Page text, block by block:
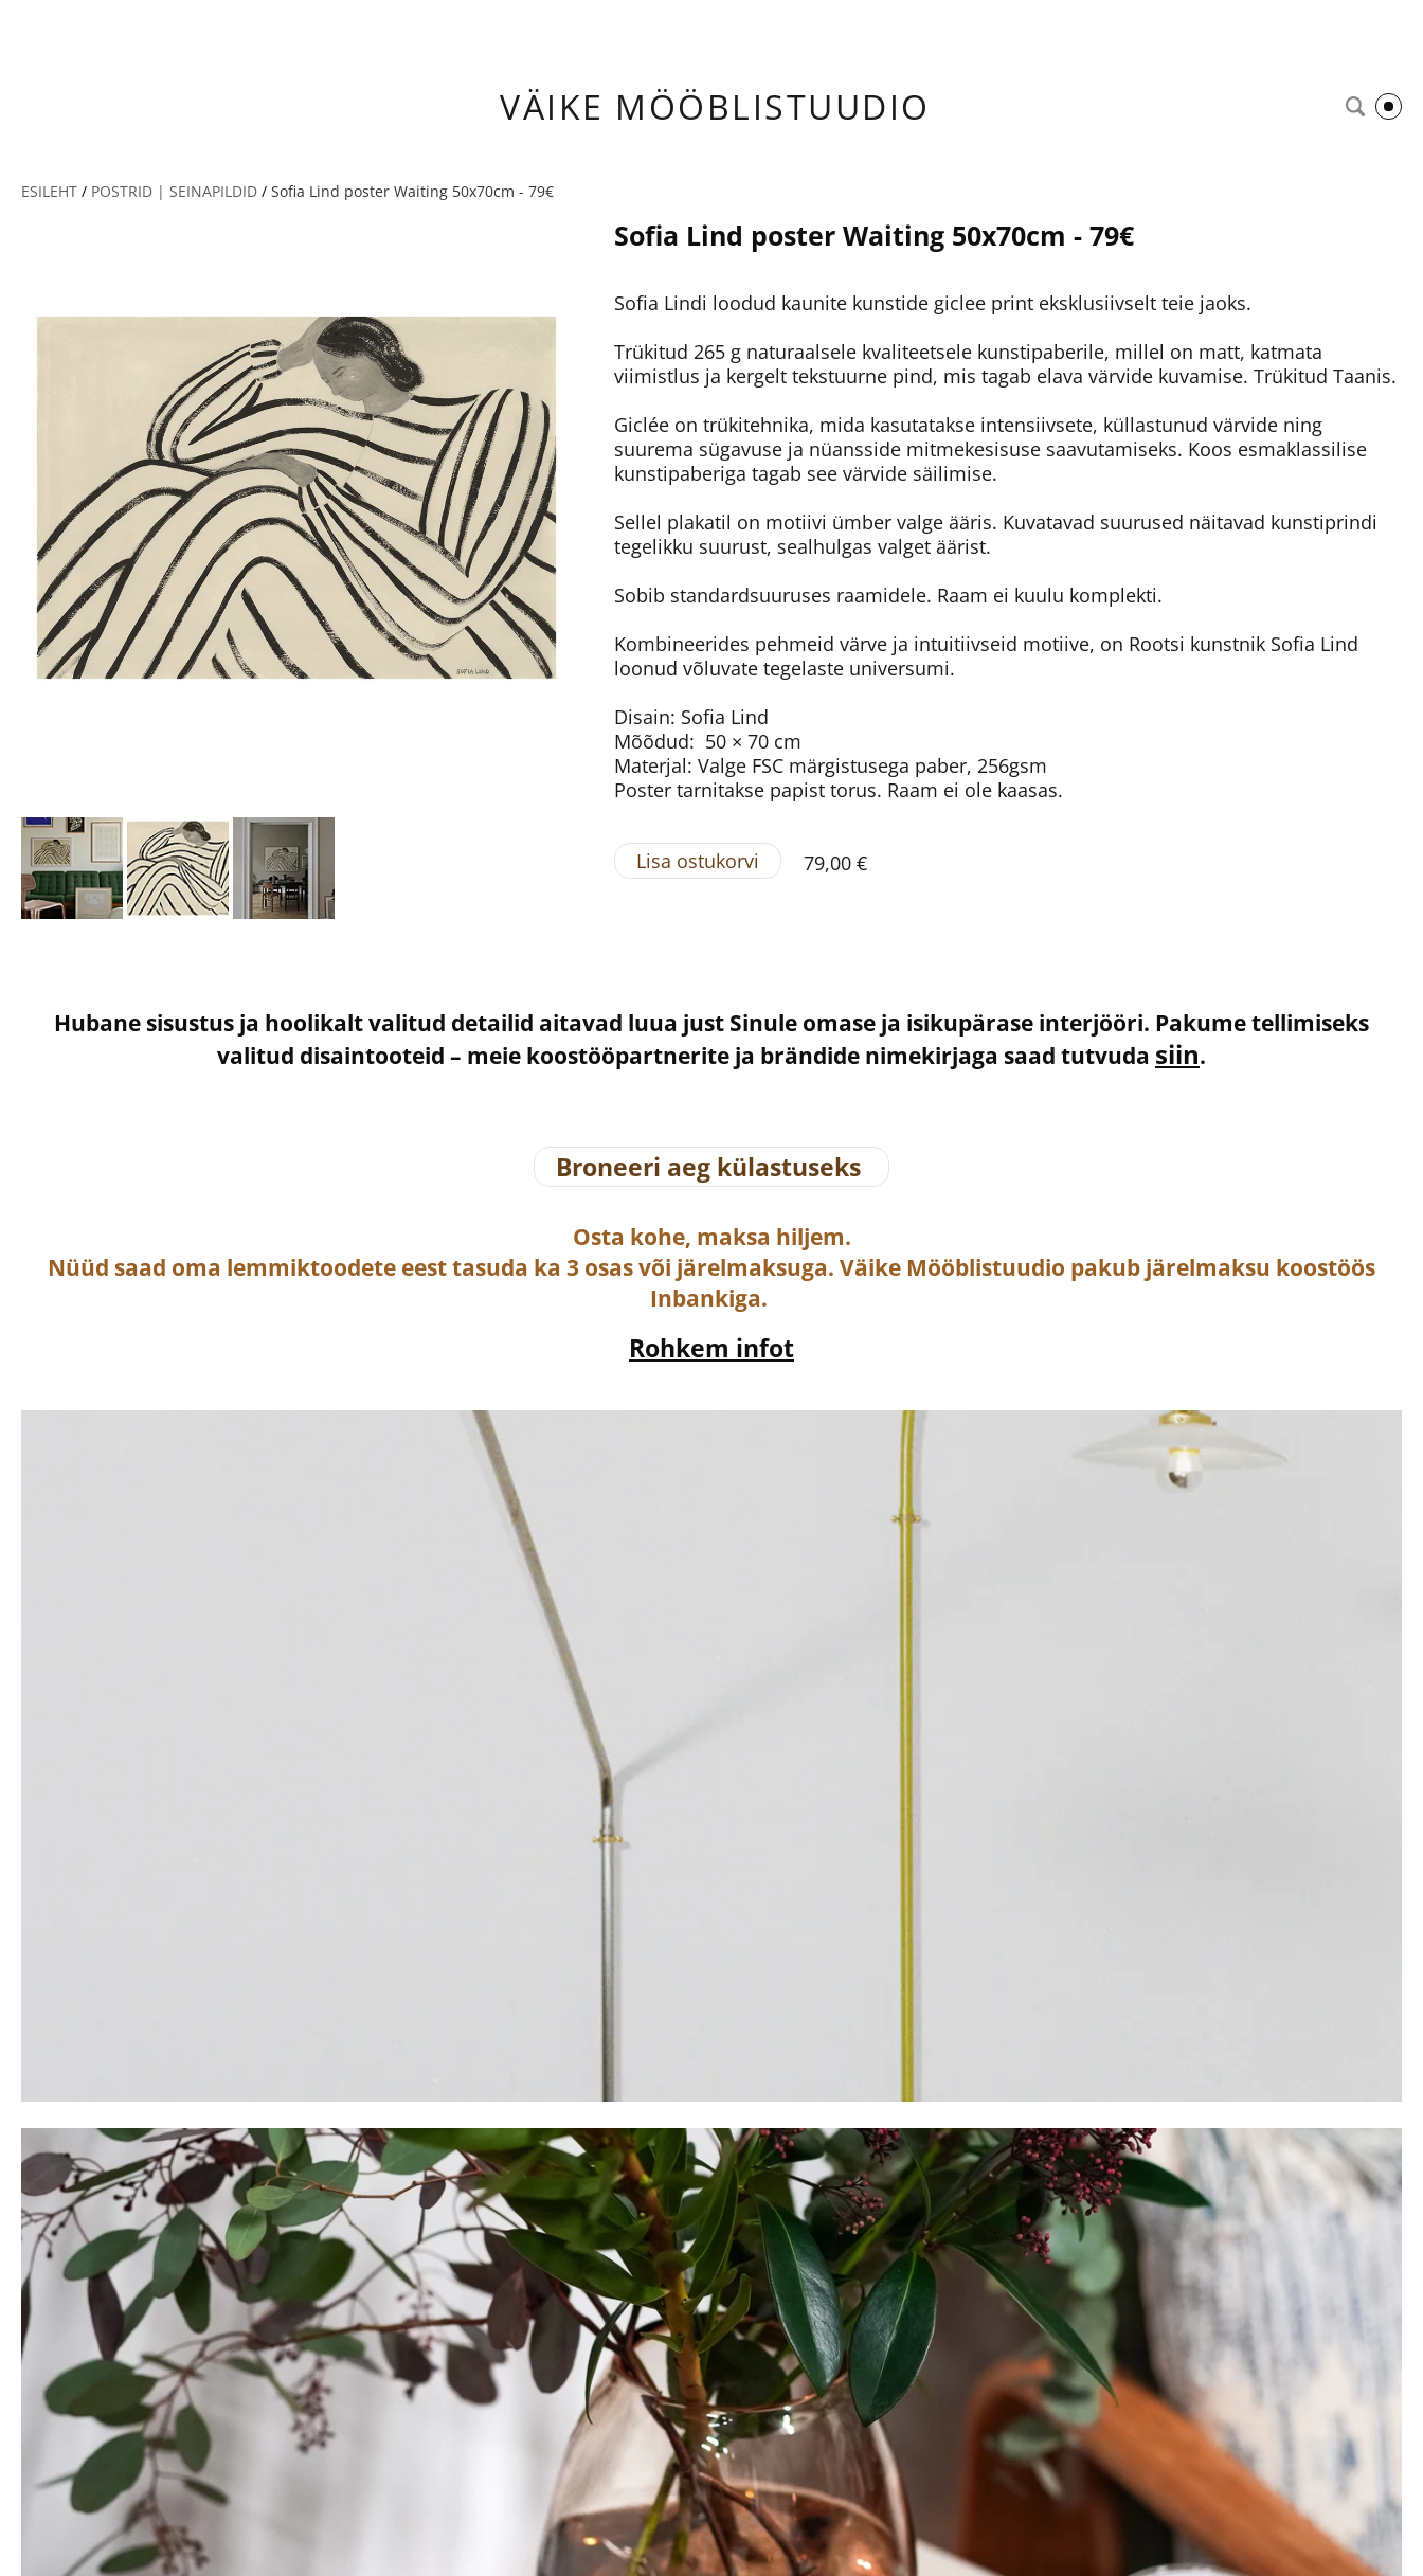
VÄIKE MÖÖBLISTUUDIO
ESILEHT / POSTRID | SEINAPILDID / Sofia Lind poster Waiting 50x70cm - 79€
Sofia Lind poster Waiting 50x70cm - 79€
Sofia Lindi loodud kaunite kunstide giclee print eksklusiivselt teie jaoks.
Trükitud 265 g naturaalsele kvaliteetsele kunstipaberile, millel on matt, katmata
viimistlus ja kergelt tekstuurne pind, mis tagab elava värvide kuvamise. Trükitud Taanis.
Giclée on trükitehnika, mida kasutatakse intensiivsete, küllastunud värvide ning
suurema sügavuse ja nüansside mitmekesisuse saavutamiseks. Koos esmaklassilise
kunstipaberiga tagab see värvide säilimise.
Sellel plakatil on motiivi ümber valge ääris. Kuvatavad suurused näitavad kunstiprindi
tegelikku suurust, sealhulgas valget äärist.
Sobib standardsuuruses raamidele. Raam ei kuulu komplekti.
Kombineerides pehmeid värve ja intuitiivseid motiive, on Rootsi kunstnik Sofia Lind
loonud võluvate tegelaste universumi.
Disain: Sofia Lind
Mõõdud: 50 × 70 cm
Materjal: Valge FSC märgistusega paber, 256gsm
Poster tarnitakse papist torus. Raam ei ole kaasas.
Lisa ostukorvi 79,00 €
Hubane sisustus ja hoolikalt valitud detailid aitavad luua just Sinule omase ja isikupärase interjööri. Pakume tellimiseks
valitud disaintooteid – meie koostööpartnerite ja brändide nimekirjaga saad tutvuda siin.
Broneeri aeg külastuseks
Osta kohe, maksa hiljem.
Nüüd saad oma lemmiktoodete eest tasuda ka 3 osas või järelmaksuga. Väike Mööblistuudio pakub järelmaksu koostöös
Inbankiga.
Rohkem infot